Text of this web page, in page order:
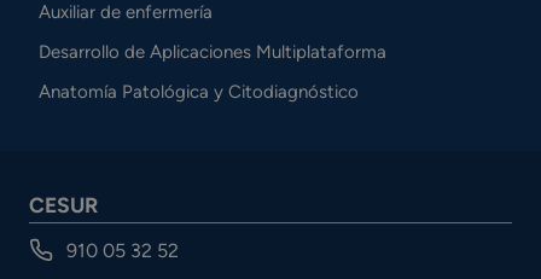
Auxiliar de enfermería
Desarrollo de Aplicaciones Multiplataforma
Anatomía Patológica y Citodiagnóstico
CESUR
910 05 32 52